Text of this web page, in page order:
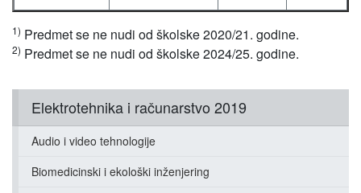
Elektrotehnika i računarstvo 2019
Audio i video tehnologije
Biomedicinski i ekološki inženjering
1) Predmet se ne nudi od školske 2020/21. godine.
2) Predmet se ne nudi od školske 2024/25. godine.